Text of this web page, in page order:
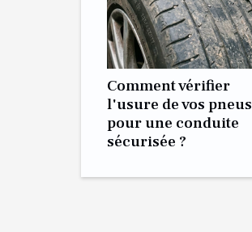
Comment vérifier
l'usure de vos pneus
pour une conduite
sécurisée ?